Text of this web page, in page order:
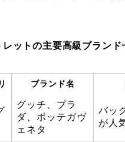
ットの主要高級ブランド
ブランド名
グッチ、プラ
ダ、ボッテガヴ
ェネタ
バッ
が人